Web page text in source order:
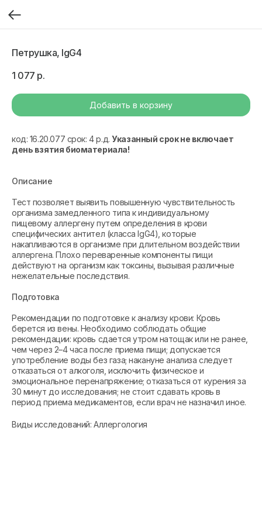
Петрушка, IgG4
1 077 р.
Добавить в корзину
код: 16.20.077 срок: 4 р.д.Указанный срок не включает
день взятия биоматериала!
Описание
Тест позволяет выявить повышенную чувствительность
организма замедленного типа к индивидуальному
пищевому аллергену путем определения в крови
специфических антител (класса IgG4), которые
накапливаются в организме при длительном воздействии
аллергена. Плохо переваренные компоненты пищи
действуют на организм как токсины, вызывая различные
нежелательные последствия.
Подготовка
Рекомендации по подготовке к анализу крови: Кровь
берется из вены. Необходимо соблюдать общие
рекомендации: кровь сдается утром натощак или не ранее,
чем через 2–4 часа после приема пищи; допускается
употребление воды без газа; накануне анализа следует
отказаться от алкоголя, исключить физическое и
эмоциональное перенапряжение; отказаться от курения за
30 минут до исследования; не стоит сдавать кровь в
период приема медикаментов, если врач не назначил иное.
Виды исследований: Аллергология